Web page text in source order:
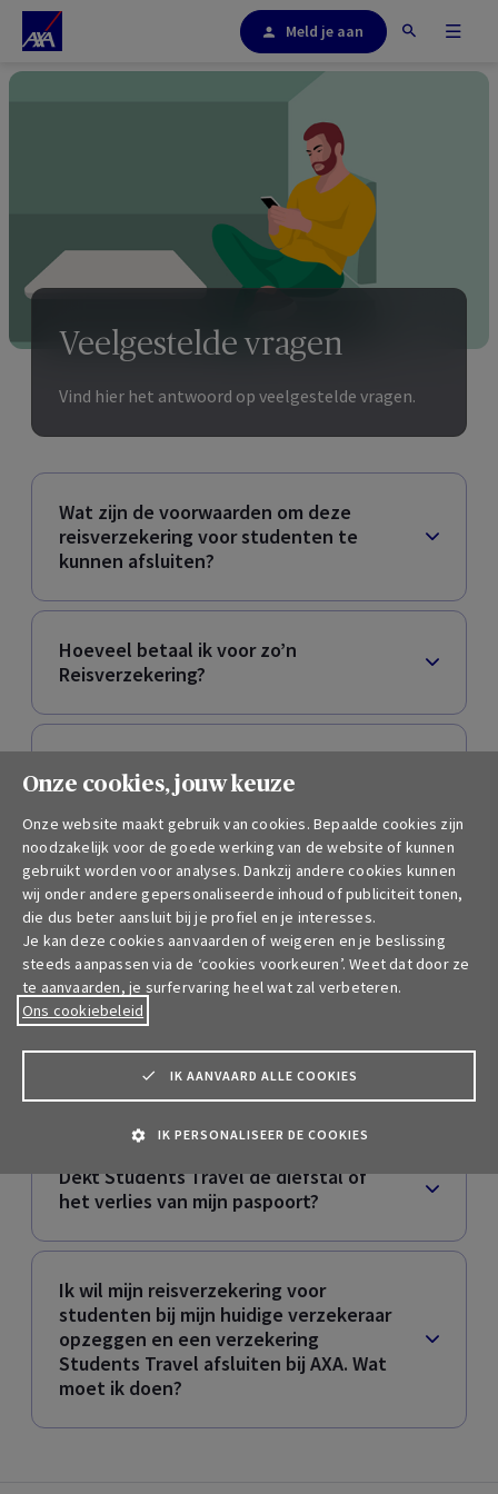
Meld je aan
Veelgestelde vragen
Vind hier het antwoord op veelgestelde vragen.
Wat zijn de voorwaarden om deze
reisverzekering voor studenten te
kunnen afsluiten?
Hoeveel betaal ik voor zo’n
Reisverzekering?
Students Travelvoor mij afsluiten?
Ik ben geen student meer. Kan ik dan
deze reisverzekering voor studenten
afsluiten?
Een van mijn grootouders is overleden
terugkeer?
Dekt Students Travel de diefstal of
het verlies van mijn paspoort?
Ik wil mijn reisverzekering voor
studenten bij mijn huidige verzekeraar
opzeggen en een verzekering
Students Travel afsluiten bij AXA. Wat
moet ik doen?
Onze cookies, jouw keuze
Onze website maakt gebruik van cookies. Bepaalde cookies zijn
noodzakelijk voor de goede werking van de website of kunnen
gebruikt worden voor analyses. Dankzij andere cookies kunnen
wij onder andere gepersonaliseerde inhoud of publiciteit tonen,
die dus beter aansluit bij je profiel en je interesses.
Je kan deze cookies aanvaarden of weigeren en je beslissing
steeds aanpassen via de ‘cookies voorkeuren’. Weet dat door ze
te aanvaarden, je surfervaring heel wat zal verbeteren.
Ons cookiebeleid
IK AANVAARD ALLE COOKIES
IK PERSONALISEER DE COOKIES